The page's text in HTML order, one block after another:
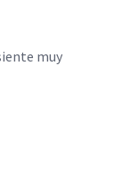
muy